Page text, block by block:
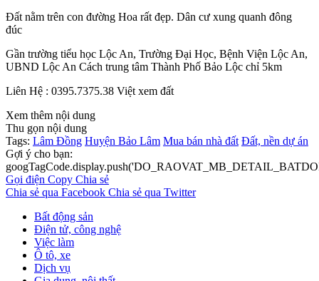
Đất nằm trên con đường Hoa rất đẹp. Dân cư xung quanh đông
đúc
Gần trường tiểu học Lộc An, Trường Đại Học, Bệnh Viện Lộc An,
UBND Lộc An Cách trung tâm Thành Phố Bảo Lộc chỉ 5km
Liên Hệ : 0395.7375.38 Việt xem đất
Xem thêm nội dung
Thu gọn nội dung
Tags: Lâm Đồng Huyện Bảo Lâm Mua bán nhà đất Đất, nền dự án
Gợi ý cho bạn:
Gọi điện Copy Chia sẻ
Chia sẻ qua Facebook Chia sẻ qua Twitter
Bất động sản
Điện tử, công nghệ
Việc làm
Ô tô, xe
Dịch vụ